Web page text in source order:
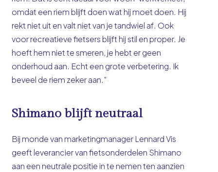
omdat een riem blijft doen wat hij moet doen. Hij
rekt niet uit en valt niet van je tandwiel af. Ook
voor recreatieve fietsers blijft hij stil en proper. Je
hoeft hem niet te smeren, je hebt er geen
onderhoud aan. Echt een grote verbetering. Ik
beveel de riem zeker aan.”
Shimano blijft neutraal
Bij monde van marketingmanager Lennard Vis
geeft leverancier van fietsonderdelen Shimano
aan een neutrale positie in te nemen ten aanzien